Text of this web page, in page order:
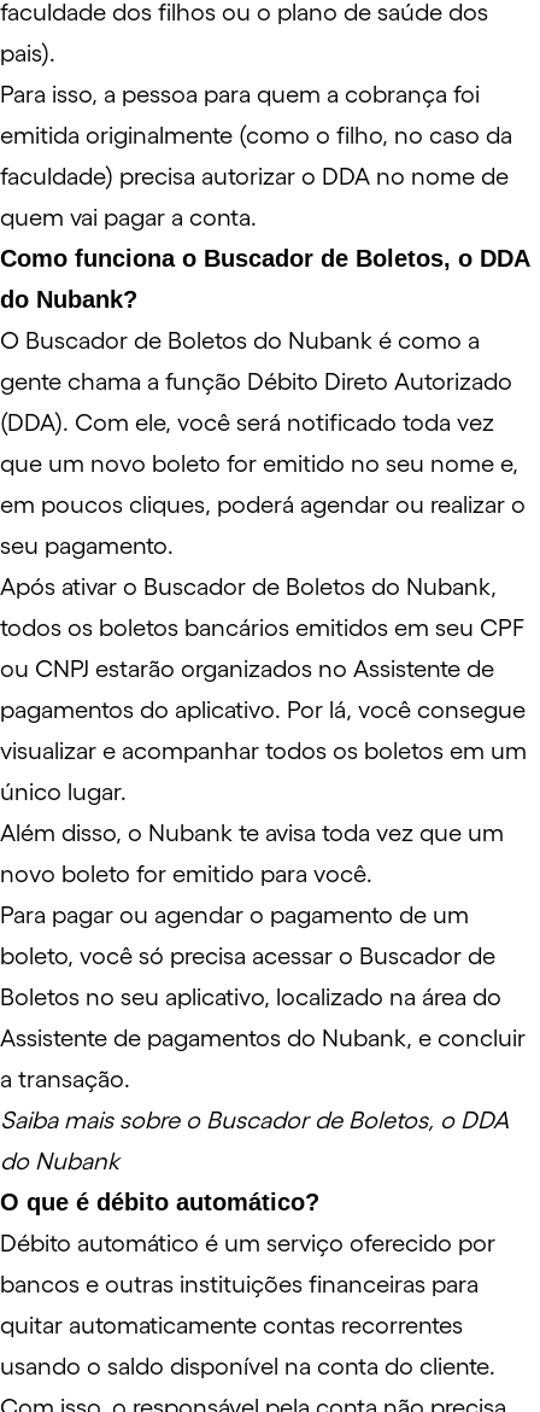
faculdade dos filhos ou o plano de saúde dos
pais).
Para isso, a pessoa para quem a cobrança foi
emitida originalmente (como o filho, no caso da
faculdade) precisa autorizar o DDA no nome de
quem vai pagar a conta.
Como funciona o Buscador de Boletos, o DDA
do Nubank?
O Buscador de Boletos do Nubank é como a
gente chama a função Débito Direto Autorizado
(DDA). Com ele, você será notificado toda vez
que um novo boleto for emitido no seu nome e,
em poucos cliques, poderá agendar ou realizar o
seu pagamento.
Após ativar o Buscador de Boletos do Nubank,
todos os boletos bancários emitidos em seu CPF
ou CNPJ estarão organizados no Assistente de
pagamentos do aplicativo. Por lá, você consegue
visualizar e acompanhar todos os boletos em um
único lugar.
Além disso, o Nubank te avisa toda vez que um
novo boleto for emitido para você.
Para pagar ou agendar o pagamento de um
boleto, você só precisa acessar o Buscador de
Boletos no seu aplicativo, localizado na área do
Assistente de pagamentos do Nubank, e concluir
a transação.
Saiba mais sobre o Buscador de Boletos, o DDA
do Nubank
O que é débito automático?
Débito automático é um serviço oferecido por
bancos e outras instituições financeiras para
quitar automaticamente contas recorrentes
usando o saldo disponível na conta do cliente.